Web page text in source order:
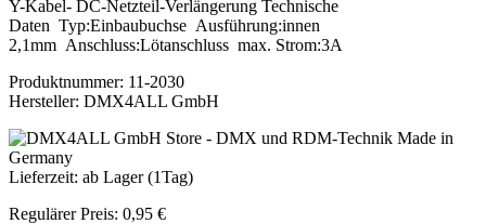
Y-Kabel- DC-Netzteil-Verlängerung Technische
Daten Typ:Einbaubuchse Ausführung:innen
2,1mm Anschluss:Lötanschluss max. Strom:3A
Produktnummer: 11-2030
Hersteller: DMX4ALL GmbH
Lieferzeit: ab Lager (1Tag)
Regulärer Preis: 0,95 €